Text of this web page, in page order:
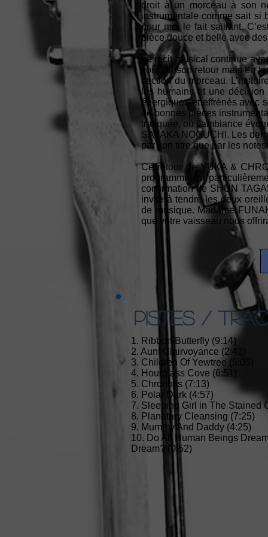
droit à un morceau à son
instrumentale comme sait si
pour moi le fait saillant.
pièce douce et belle avec
Le récit musical continue
voix fait son retour mais en
section du morceau.
les humains et une décision
énergiques et effrénés avec
de bonnes pièces
trafiquée, où l’ambiance
SAYAKA NOGUCHI. Les
par son titre que par les
Ce retour de YUKA &
programmation
confirmation de SHUN
invite à tendre les deux
de musique. Madame
que votre vaisseau nous
PISTES /
1. Ribbon Butterfly (9:14)
2. Aunt Clairvoyance (2:42)
3. Children Of Yewtree (5:05)
4. Hourglass Cove (6:51)
5. Chronofis (7:13)
6. Polar Dark (4:57)
7. Sleeping Girl in The Stained
8. Planetary Cleansing (7:25)
9. Mummy And Daddy (4:25)
10. Do All Human Beings
Dream? (0:52)